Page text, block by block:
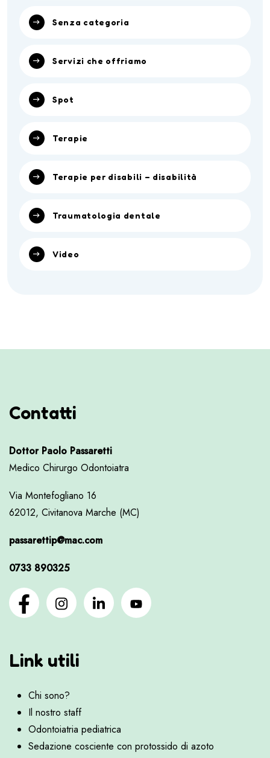
Senza categoria
Servizi che offriamo
Spot
Terapie
Terapie per disabili – disabilità
Traumatologia dentale
Video
Contatti
Dottor Paolo Passaretti
Medico Chirurgo Odontoiatra
Via Montefogliano 16
62012, Civitanova Marche (MC)
passarettip@mac.com
0733 890325
Link utili
Chi sono?
Il nostro staff
Odontoiatria pediatrica
Sedazione cosciente con protossido di azoto